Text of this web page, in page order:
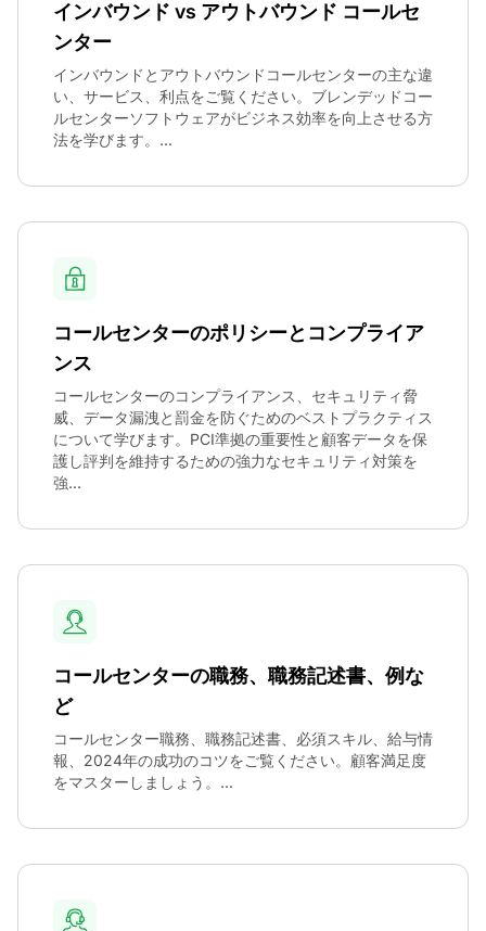
インバウンド vs アウトバウンド コールセ
ンター
インバウンドとアウトバウンドコールセンターの主な違
い、サービス、利点をご覧ください。ブレンデッドコー
ルセンターソフトウェアがビジネス効率を向上させる方
法を学びます。...
コールセンターのポリシーとコンプライア
ンス
コールセンターのコンプライアンス、セキュリティ脅
威、データ漏洩と罰金を防ぐためのベストプラクティス
について学びます。PCI準拠の重要性と顧客データを保
護し評判を維持するための強力なセキュリティ対策を
強...
コールセンターの職務、職務記述書、例な
ど
コールセンター職務、職務記述書、必須スキル、給与情
報、2024年の成功のコツをご覧ください。顧客満足度
をマスターしましょう。...